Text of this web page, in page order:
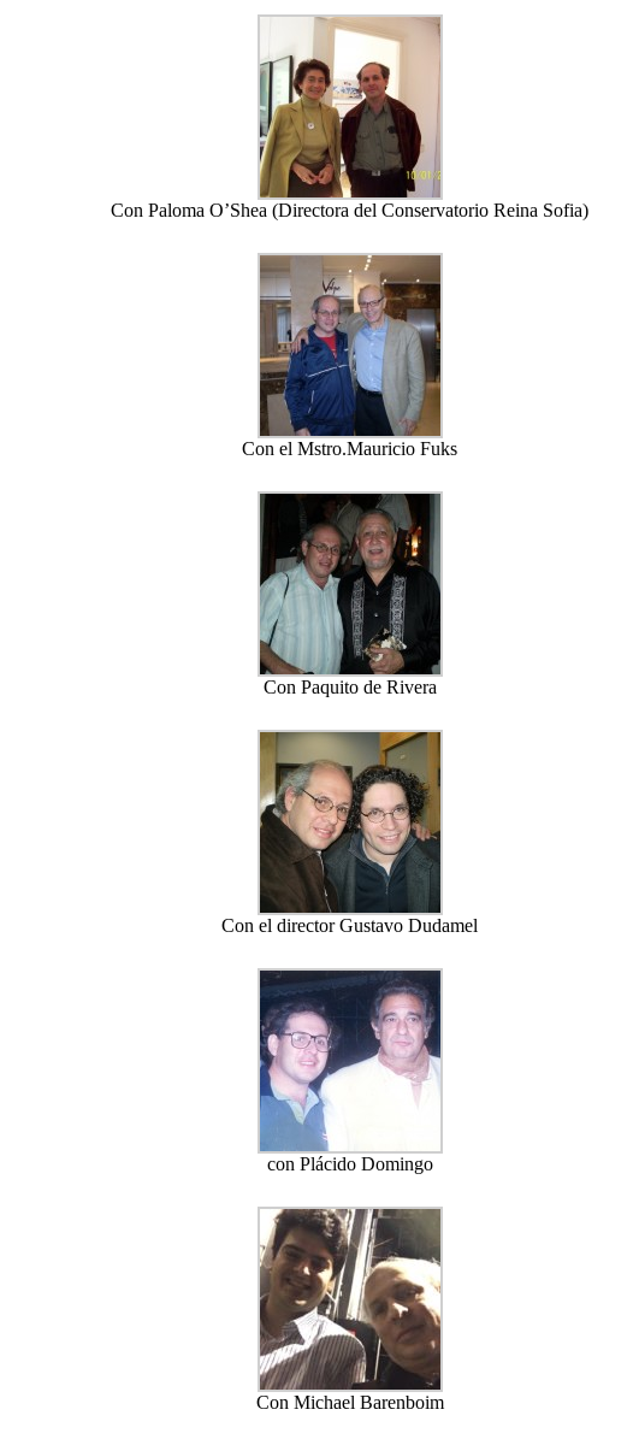
Con Paloma O’Shea (Directora del Conservatorio Reina Sofia)
Con el Mstro.Mauricio Fuks
Con Paquito de Rivera
Con el director Gustavo Dudamel
con Plácido Domingo
Con Michael Barenboim